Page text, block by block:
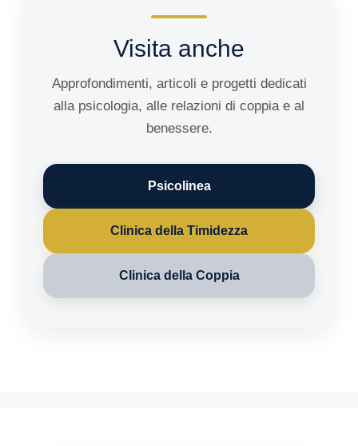
Visita anche
Approfondimenti, articoli e progetti dedicati
alla psicologia, alle relazioni di coppia e al
benessere.
Psicolinea
Clinica della Timidezza
Clinica della Coppia